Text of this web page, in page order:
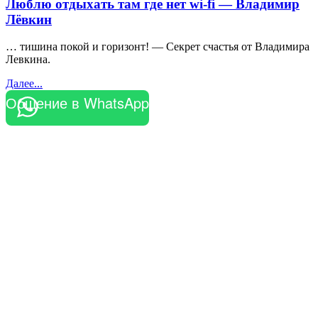
Люблю отдыхать там где нет wi-fi — Владимир
Лёвкин
… тишина покой и горизонт! — Секрет счастья от Владимира
Левкина.
Далее...
Общение в WhatsApp